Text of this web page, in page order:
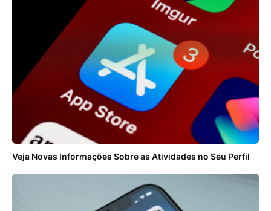
Veja Novas Informações Sobre as Atividades no Seu Perfil